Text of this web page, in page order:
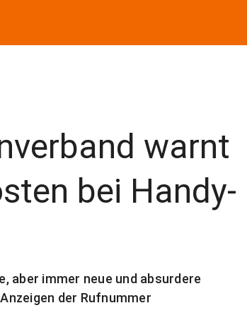
warnt
bei Handy-
aber immer neue und absurdere
der Rufnummer